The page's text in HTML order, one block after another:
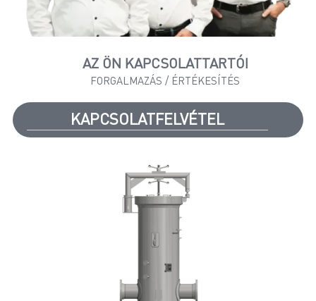
AZ ÖN KAPCSOLATTARTÓI
FORGALMAZÁS / ÉRTÉKESÍTÉS
KAPCSOLATFELVÉTEL